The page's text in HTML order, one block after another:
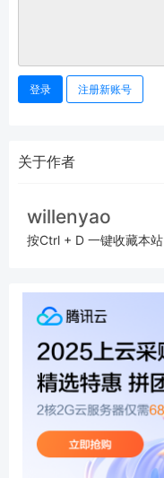
登录 注册新账号
关于作者
willenyao
按Ctrl + D 一键收藏本站